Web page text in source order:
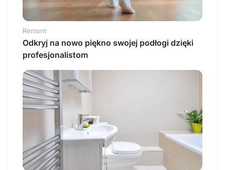
Remont
Odkryj na nowo piękno swojej podłogi dzięki
profesjonalistom